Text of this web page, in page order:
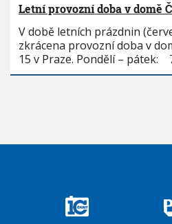
Letní provozní doba v domě
V době letních prázdnin
zkrácena provozní doba v
15 v Praze. Pondělí – pátek: